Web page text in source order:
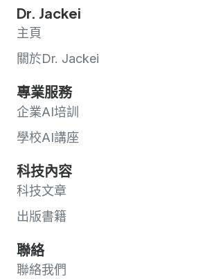
Dr. Jackei
主頁
關於Dr. Jackei
專業服務
企業AI培訓
學校AI講座
科技內容
科技文章
出版書籍
聯絡
聯絡我們